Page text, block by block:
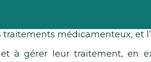
médicamenteux, et
à gérer leur traitement, en